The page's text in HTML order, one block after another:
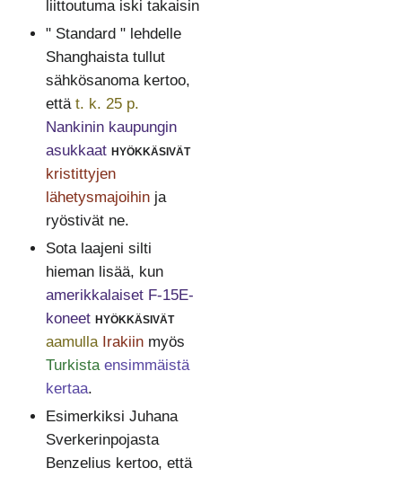
liittoutuma iski takaisin
" Standard " lehdelle
Shanghaista tullut
sähkösanoma kertoo,
että t. k. 25 p.
Nankinin kaupungin
asukkaat hyökkäsivät
kristittyjen
lähetysmajoihinja
ryöstivät ne.
Sota laajeni silti
hieman lisää, kun
amerikkalaiset F-15E-
koneet hyökkäsivät
aamulla Irakiinmyös
Turkista ensimmäistä
kertaa.
Esimerkiksi Juhana
Sverkerinpojasta
Benzelius kertoo, että